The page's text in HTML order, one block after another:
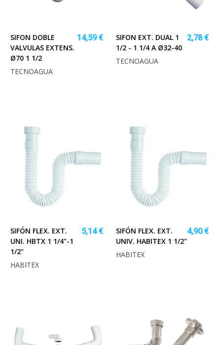
SIFON DOBLE
VALVULAS EXTENS.
Ø70 1 1/2
14,59 €
TECNOAGUA
SIFON EXT. DUAL 1
1/2 - 1 1/4 A Ø32-40
2,78 €
TECNOAGUA
SIFÓN FLEX. EXT.
UNI. HBTX 1 1/4"-1
1/2"
5,14 €
HABITEX
SIFÓN FLEX. EXT.
UNIV. HABITEX 1 1/2"
4,90 €
HABITEX